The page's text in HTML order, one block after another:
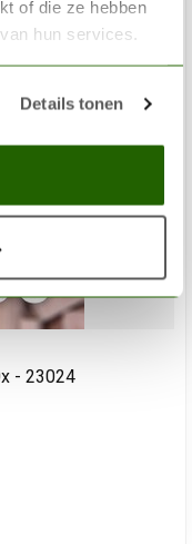
of die ze hebben
hun services.
Details tonen
- 23024